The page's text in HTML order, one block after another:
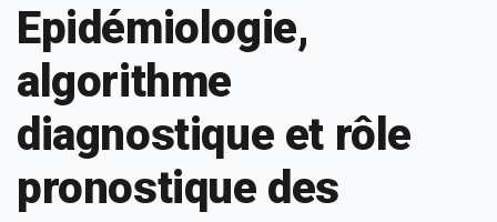
Epidémiologie,
algorithme
diagnostique et rôle
pronostique des